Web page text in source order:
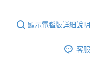
顯示電腦版詳細說明
客服